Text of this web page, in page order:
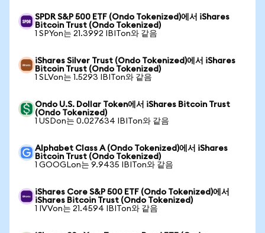
SPDR S&P 500 ETF (Ondo Tokenized)에서 iShares
Bitcoin Trust (Ondo Tokenized)
1 SPYon는 21.3992 IBITon와 같음
iShares Silver Trust (Ondo Tokenized)에서 iShares
Bitcoin Trust (Ondo Tokenized)
1 SLVon는 1.5293 IBITon와 같음
Ondo U.S. Dollar Token에서 iShares Bitcoin Trust
(Ondo Tokenized)
1 USDon는 0.027634 IBITon와 같음
Alphabet Class A (Ondo Tokenized)에서 iShares
Bitcoin Trust (Ondo Tokenized)
1 GOOGLon는 9.9435 IBITon와 같음
iShares Core S&P 500 ETF (Ondo Tokenized)에서
iShares Bitcoin Trust (Ondo Tokenized)
1 IVVon는 21.4594 IBITon와 같음